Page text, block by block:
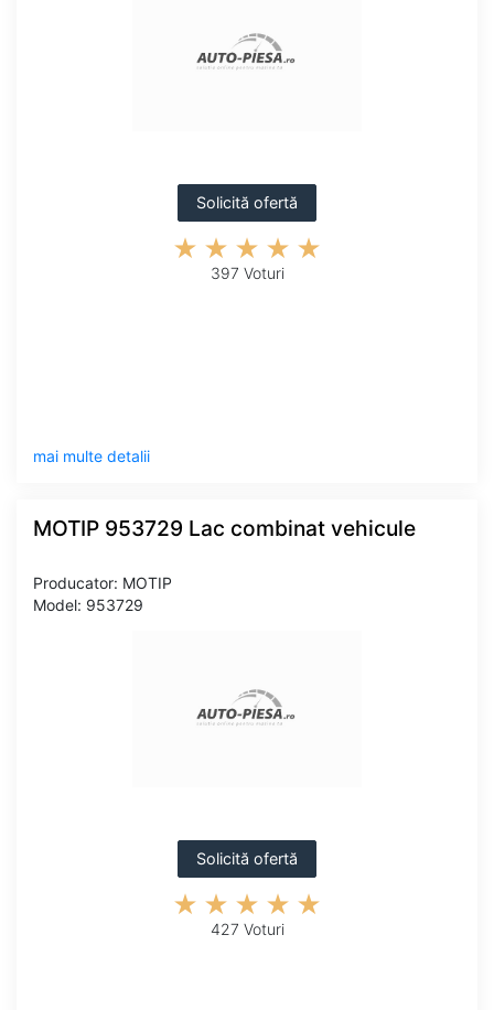
Solicită ofertă
397 Voturi
mai multe detalii
MOTIP 953729 Lac combinat vehicule
Producator: MOTIP
Model: 953729
Solicită ofertă
427 Voturi